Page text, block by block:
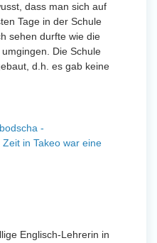
dass man sich auf
Tage in der Schule
sehen durfte wie die
Die Schule
d.h. es gab keine
-
in Takeo war eine
Englisch-Lehrerin in